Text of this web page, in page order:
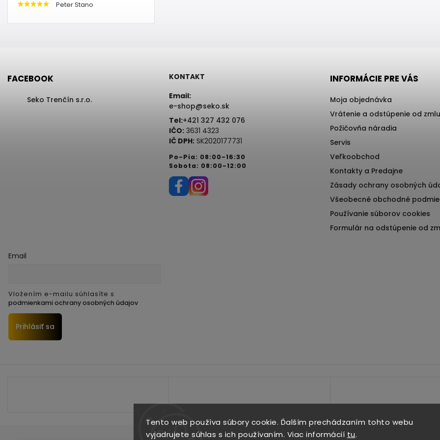
Tento web používa súbory cookie. Ďalším prechádzaním tohto webu
vyjadrujete súhlas s ich používaním. Viac informácií tu.
Peter Stano
FACEBOOK
Seko Trenčín s.r.o.
KONTAKT
Email:
e-shop@seko.sk
Tel:+421 327 432 076
IČO:3631 4323
IČ DPH:SK2020177731
Po-Pia: 08:00-16:30
Sobota: 08:00-12:00
INFORMÁCIE PRE VÁS
Moja objednávka
Vrátenie a odstúpenie od
Požičovňa náradia
Servis
Veľkoobchod
Kontakty a Predajne
Zásady ochrany osobných
Všeobecné obchodné
Používanie súborov cookies
Formulár na odstúpenie od
Email
Vložením e-mailu súhlasíte s
podmienkami ochrany osobných údajov
Prihlásiť sa